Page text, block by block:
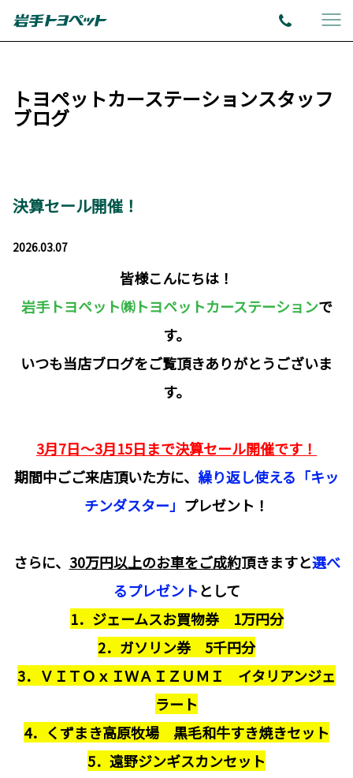
トヨペットカーステーションスタッフ
ブログ
決算セール開催！
2026.03.07
皆様こんにちは！
岩手トヨペット㈱トヨペットカーステーションで
す。
いつも当店ブログをご覧頂きありがとうございま
す。
3月7日～3月15日まで決算セール開催です！
期間中ごご来店頂いた方に、 繰り返し使える「キッ
チンダスター」 プレゼント！
さらに、 30万円以上のお車をご成約頂きますと選べ
るプレゼントとして
1．ジェームスお買物券 1万円分
2．ガソリン券 5千円分
3．ＶＩＴＯｘＩＷＡＩＺＵＭＩ イタリアンジェ
ラート
4．くずまき高原牧場 黒毛和牛すき焼きセット
5．遠野ジンギスカンセット